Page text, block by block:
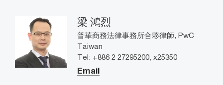
梁 鴻烈
普華商務法律事務所合夥律師, PwC
Taiwan
Tel: +886 2 27295200, x25350
Email